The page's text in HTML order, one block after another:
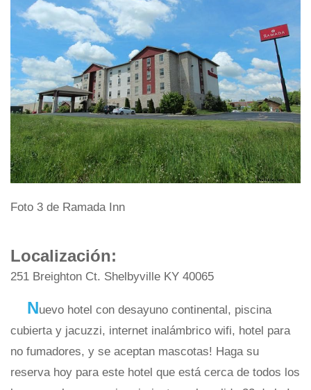
Foto 3 de Ramada Inn
Localización:
251 Breighton Ct. Shelbyville KY 40065
Nuevo hotel con desayuno continental, piscina
cubierta y jacuzzi, internet inalámbrico wifi, hotel para
no fumadores, y se aceptan mascotas! Haga su
reserva hoy para este hotel que está cerca de todos los